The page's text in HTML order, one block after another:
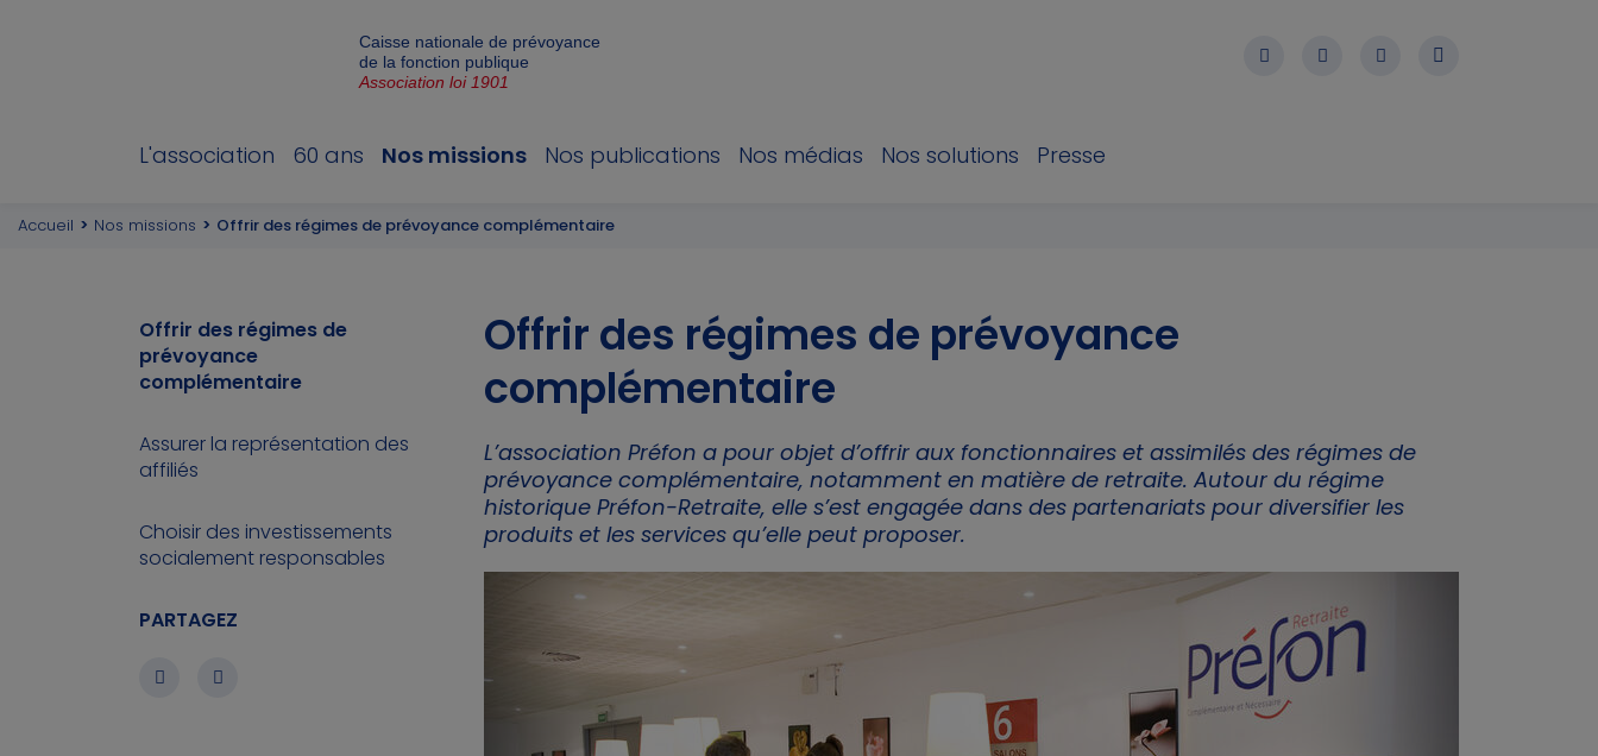
Caisse nationale de prévoyance
de la fonction publique
Association loi 1901
L'association 60 ans Nos missions Nos publications Nos médias Nos solutions Presse
Accueil Nos missions Offrir des régimes de prévoyance complémentaire
Offrir des régimes de prévoyance
complémentaire
L’association Préfon a pour objet d’offrir aux fonctionnaires et assimilés des régimes de
prévoyance complémentaire, notamment en matière de retraite. Autour du régime
historique Préfon-Retraite, elle s’est engagée dans des partenariats pour diversifier les
produits et les services qu’elle peut proposer.
Offrir des régimes de
prévoyance
complémentaire
Assurer la représentation des
affiliés
Choisir des investissements
socialement responsables
PARTAGEZ